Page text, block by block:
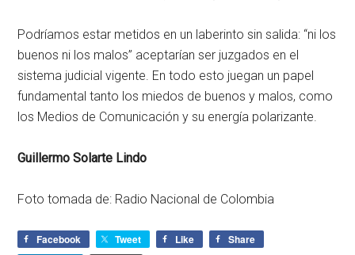
Podríamos estar metidos en un laberinto sin salida: “ni los
buenos ni los malos” aceptarían ser juzgados en el
sistema judicial vigente. En todo esto juegan un papel
fundamental tanto los miedos de buenos y malos, como
los Medios de Comunicación y su energía polarizante.
Guillermo Solarte Lindo
Foto tomada de: Radio Nacional de Colombia
Facebook Tweet Like
Share